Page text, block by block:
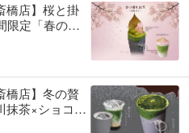
橋店】桜と掛
限定「春の掛
ラテが登場
黒ゴマのコ
橋店】冬の贅
抹茶×ショコラ
定クレープ＆